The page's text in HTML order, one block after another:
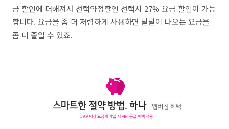
금 할인에 더해져서 선택약정할인 선택시 27% 요금 할인이 가능
합니다. 요금을 좀 더 저렴하게 사용하면 달달이 나오는 요금을
좀 더 줄일 수 있죠.